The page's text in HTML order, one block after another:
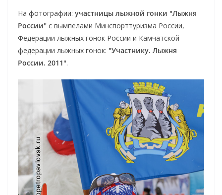
На фотографии: участницы лыжной гонки "Лыжня
России" с вымпелами Минспорттуризма России,
Федерации лыжных гонок России и Камчатской
федерации лыжных гонок: "Участнику. Лыжня
России. 2011".